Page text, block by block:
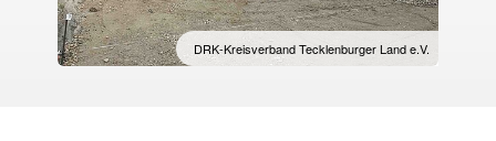
DRK-Kreisverband Tecklenburger Land e.V.